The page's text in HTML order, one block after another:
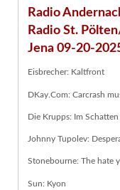
Radio
Radio St.
Jena 09-20-
Eisbrecher: Kaltfront
DKay.Com: Carcrash
Die Krupps: Im
Johnny Tupolev:
Stonebourne: The hate
Sun: Kyon